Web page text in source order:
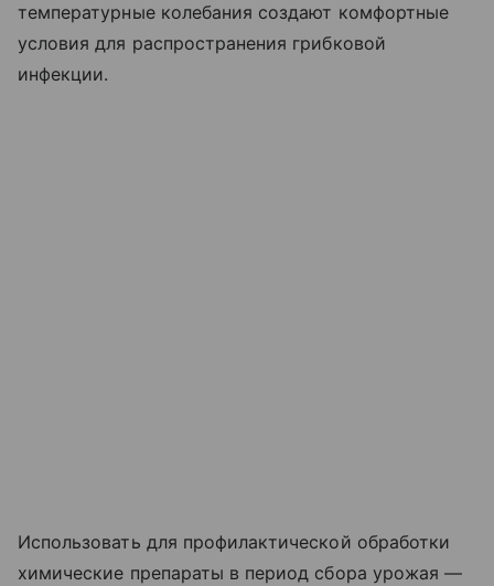
температурные колебания создают комфортные
условия для распространения грибковой
инфекции.
Использовать для профилактической обработки
химические препараты в период сбора урожая —